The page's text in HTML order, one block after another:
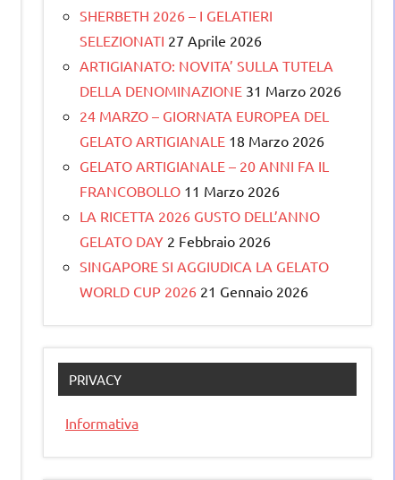
SHERBETH 2026 – I GELATIERI
SELEZIONATI 27 Aprile 2026
ARTIGIANATO: NOVITA’ SULLA TUTELA
DELLA DENOMINAZIONE 31 Marzo 2026
24 MARZO – GIORNATA EUROPEA DEL
GELATO ARTIGIANALE 18 Marzo 2026
GELATO ARTIGIANALE – 20 ANNI FA IL
FRANCOBOLLO 11 Marzo 2026
LA RICETTA 2026 GUSTO DELL’ANNO
GELATO DAY 2 Febbraio 2026
SINGAPORE SI AGGIUDICA LA GELATO
WORLD CUP 2026 21 Gennaio 2026
PRIVACY
Informativa